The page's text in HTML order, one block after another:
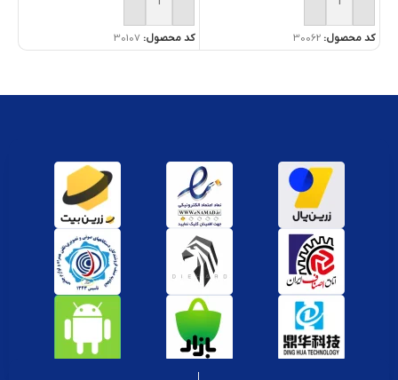
خرید
کد محصول: 30062
خرید
کد محصول: 30107